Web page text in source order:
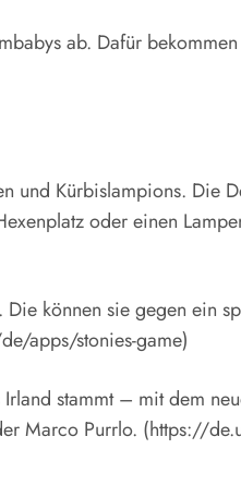
ab. Dafür
und Kürbislampions. Die
oder einen
können sie gegen ein
apps/stonies-game)
stammt – mit dem
Marco Purrlo. (https://